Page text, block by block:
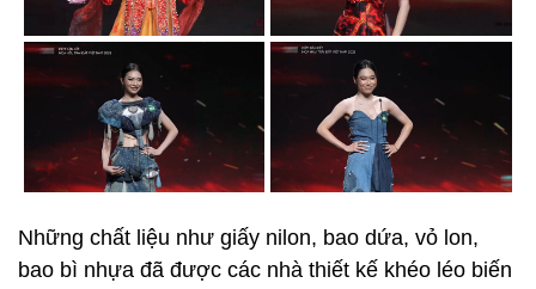
Những chất liệu như giấy nilon, bao dứa, vỏ lon,
bao bì nhựa đã được các nhà thiết kế khéo léo biến